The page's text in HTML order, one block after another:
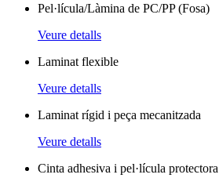
Pel·lícula/Làmina de PC/PP (Fosa)
Veure detalls
Laminat flexible
Veure detalls
Laminat rígid i peça mecanitzada
Veure detalls
Cinta adhesiva i pel·lícula protectora